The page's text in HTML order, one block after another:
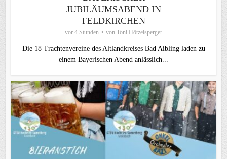
JUBILÄUMSABEND IN
FELDKIRCHEN
vor 4 Stunden von Toni Hötzelsperger
Die 18 Trachtenvereine des Altlandkreises Bad Aibling laden zu
einem Bayerischen Abend anlässlich...